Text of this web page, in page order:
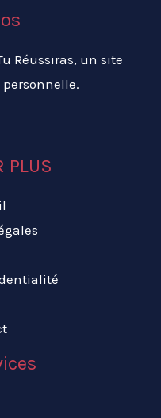
Réussiras, un site
PLUS